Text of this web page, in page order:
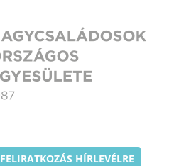
FELIRATKOZÁS HÍRLEVÉLRE